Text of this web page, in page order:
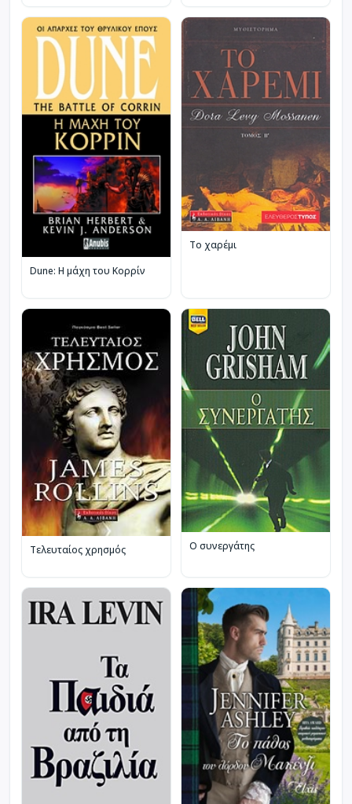
Dune: Η μάχη του Κορρίν
Το χαρέμι
Τελευταίος χρησμός Ο συνεργάτης